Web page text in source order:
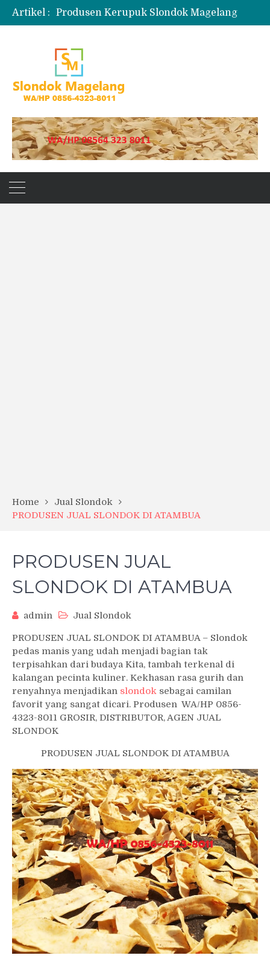
Artikel :
Produsen Kerupuk Slondok Magelang
Jual Puyur Koin Mentah 1 Ball 5 kg
Home
Jual Slondok
PRODUSEN JUAL SLONDOK DI ATAMBUA
PRODUSEN JUAL
SLONDOK DI ATAMBUA
admin Jual Slondok
PRODUSEN JUAL SLONDOK DI ATAMBUA – Slondok
pedas manis yang udah menjadi bagian tak
terpisahkan dari budaya Kita, tambah terkenal di
kalangan pecinta kuliner. Kekhasan rasa gurih dan
renyahnya menjadikan slondok sebagai camilan
favorit yang sangat dicari. Produsen WA/HP 0856-
4323-8011 GROSIR, DISTRIBUTOR, AGEN JUAL
SLONDOK
PRODUSEN JUAL SLONDOK DI ATAMBUA